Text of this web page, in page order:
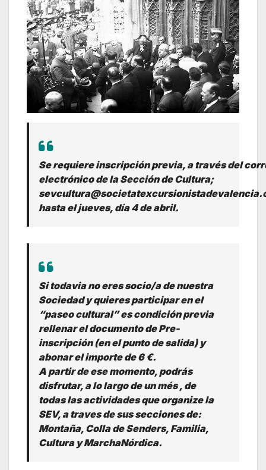
Se requiere inscripción previa, a través del
electrónico de la Sección de Cultura;
hasta el jueves, día 4 de abril.
Si todavia no eres socio/a de nuestra
Sociedad y quieres participar en el
“paseo cultural” es condición previa
rellenar el documento de Pre-
inscripción (en el punto de salida) y
abonar el importe de 6 €.
A partir de ese momento, podrás
disfrutar, a lo largo de un més , de
todas las actividades que organize la
SEV, a traves de sus secciones de:
Montaña, Colla de Senders, Familia,
Cultura y MarchaNórdica.